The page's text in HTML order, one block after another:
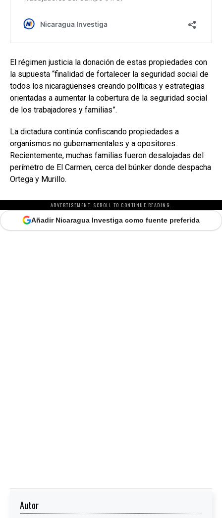
El régimen justicia la donación de estas propiedades con
la supuesta “finalidad de fortalecer la seguridad social de
todos los nicaragüenses creando políticas y estrategias
orientadas a aumentar la cobertura de la seguridad social
de los trabajadores y familias”.
La dictadura continúa confiscando propiedades a
organismos no gubernamentales y a opositores.
Recientemente, muchas familias fueron desalojadas del
perímetro de El Carmen, cerca del búnker donde despacha
Ortega y Murillo.
ADVERTISEMENT. SCROLL TO CONTINUE READING.
Añadir Nicaragua Investiga como fuente preferida
Autor